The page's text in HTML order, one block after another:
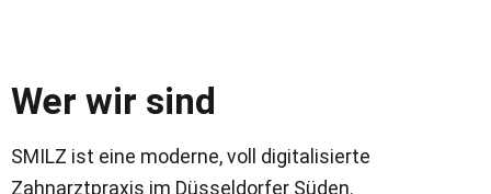
Wer wir sind
SMILZ ist eine moderne, voll digitalisierte
Zahnarztpraxis im Düsseldorfer Süden.